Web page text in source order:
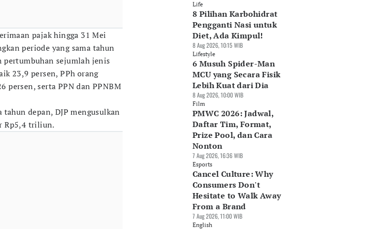
pajak hingga 31 Mei
periode yang sama tahun
pertumbuhan sejumlah jenis
23,9 persen, PPh orang
persen, serta PPN dan PPNBM
depan, DJP mengusulkan
Rp5,4 triliun.
Life
8 Pilihan Karbohidrat
Pengganti Nasi untuk
Diet, Ada Kimpul!
8 Aug 2026, 10:15 WIB
Lifestyle
6 Musuh Spider-Man
MCU yang Secara Fisik
Lebih Kuat dari Dia
8 Aug 2026, 10:00 WIB
Film
PMWC 2026: Jadwal,
Daftar Tim, Format,
Prize Pool, dan Cara
Nonton
7 Aug 2026, 16:36 WIB
Esports
Cancel Culture: Why
Consumers Don't
Hesitate to Walk Away
From a Brand
7 Aug 2026, 11:00 WIB
English